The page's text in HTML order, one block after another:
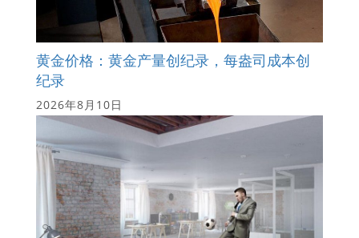
黄金价格：黄金产量创纪录，每盎司成本创
纪录
2026年8月10日